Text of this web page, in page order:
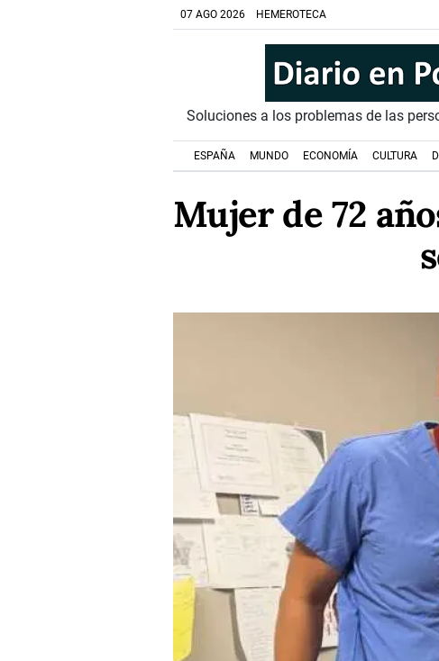
07 AGO 2026 HEMEROTECA
Soluciones a los problemas de las
ESPAÑA MUNDO ECONOMÍA CULTURA
Mujer de 72